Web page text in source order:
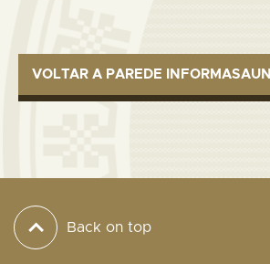
VOLTAR A PAREDE INFORMASAUN
Back on top